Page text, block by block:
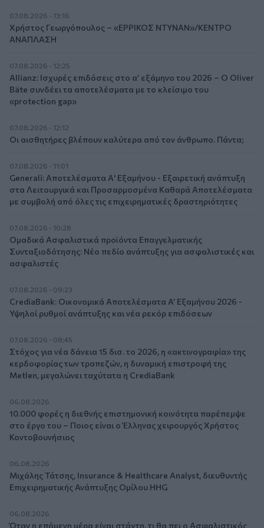
07.08.2026 - 13:16
Χρήστος Γεωργόπουλος – «ΕΡΡΙΚΟΣ ΝΤΥΝΑΝ»/ΚΕΝΤΡΟ
ΑΝΑΠΛΑΣΗ
07.08.2026 - 12:25
Allianz: Ισχυρές επιδόσεις στο α’ εξάμηνο του 2026 – Ο Oliver
Bäte συνδέει τα αποτελέσματα με το κλείσιμο του
«protection gap»
07.08.2026 - 12:12
Οι αισθητήρες βλέπουν καλύτερα από τον άνθρωπο. Πάντα;
07.08.2026 - 11:01
Generali: Αποτελέσματα Α' Εξαμήνου - Εξαιρετική ανάπτυξη
στα Λειτουργικά και Προσαρμοσμένα Καθαρά Αποτελέσματα
με συμβολή από όλες τις επιχειρηματικές δραστηριότητες
07.08.2026 - 10:28
Ομαδικά Ασφαλιστικά προϊόντα Επαγγελματικής
Συνταξιοδότησης: Νέο πεδίο ανάπτυξης για ασφαλιστικές και
ασφαλιστές
07.08.2026 - 09:23
CrediaBank: Οικονομικά Αποτελέσματα A’ Εξαμήνου 2026 -
Υψηλοί ρυθμοί ανάπτυξης και νέα ρεκόρ επιδόσεων
07.08.2026 - 08:45
Στόχος για νέα δάνεια 15 δισ. το 2026, η «ακτινογραφία» της
κερδοφορίας των τραπεζών, η δυναμική επιστροφή της
Metlen, μεγαλώνει ταχύτατα η CrediaBank
06.08.2026
10.000 φορές η διεθνής επιστημονική κοινότητα παρέπεμψε
στο έργο του – Ποιος είναι ο Έλληνας χειρουργός Χρήστος
Κοντοβουνήσιος
06.08.2026
Μιχάλης Τάτσης, Insurance & Healthcare Analyst, διευθυντής
Επιχειρηματικής Ανάπτυξης Ομίλου HHG
06.08.2026
Όταν η επόμενη μέρα είναι στάχτη, τι θα πει ο Ασφαλιστικός